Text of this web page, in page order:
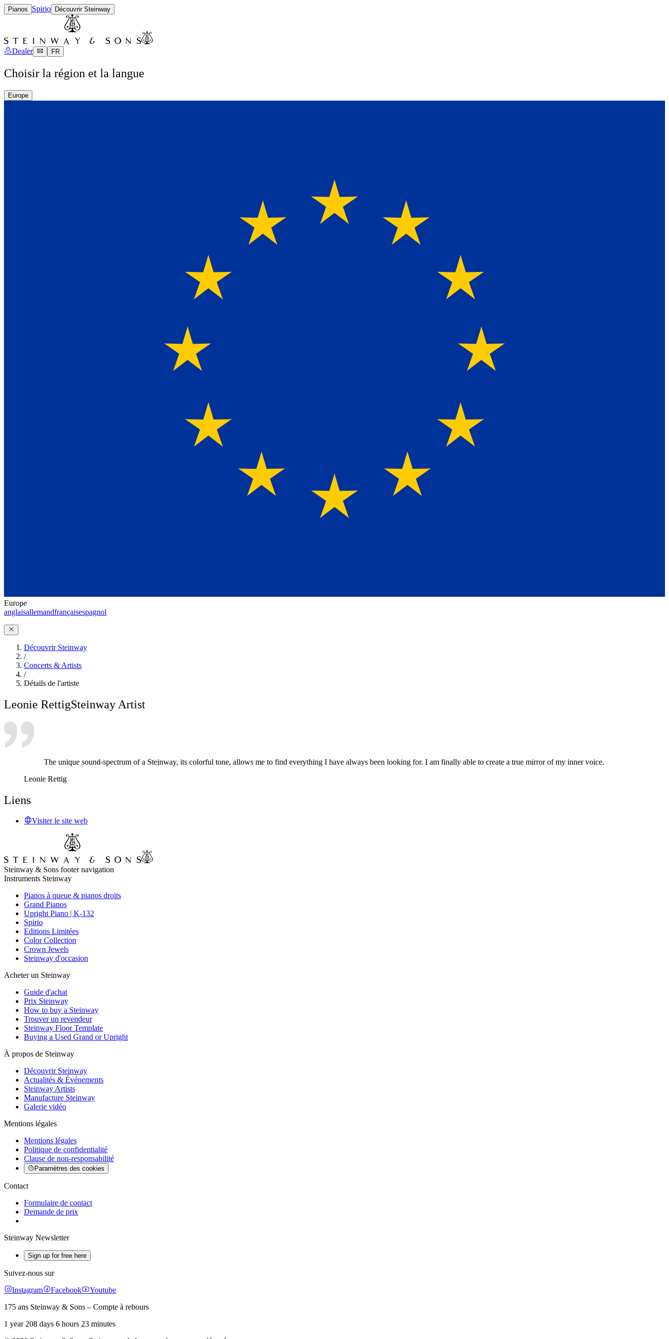
Pianos Spirio Découvrir Steinway
Dealer FR
Choisir la région et la langue
Europe
Europe
anglaisallemandfrançaisespagnol
Découvrir Steinway
/
Concerts & Artists
/
Détails de l'artiste
Leonie RettigSteinway Artist
The unique sound-spectrum of a Steinway, its colorful tone, allows me to find everything I have always been looking for. I am finally able to create a true mirror of my inner voice.
Leonie Rettig
Liens
Visiter le site web
Steinway & Sons footer navigation
Instruments Steinway
Pianos à queue & pianos droits
Grand Pianos
Upright Piano | K-132
Spirio
Editions Limitées
Color Collection
Crown Jewels
Steinway d'occasion
Acheter un Steinway
Guide d'achat
Prix Steinway
How to buy a Steinway
Trouver un revendeur
Steinway Floor Template
Buying a Used Grand or Upright
À propos de Steinway
Découvrir Steinway
Actualités & Événements
Steinway Artists
Manufacture Steinway
Galerie vidéo
Mentions légales
Mentions légales
Politique de confidentialité
Clause de non-responsabilité
Paramètres des cookies
Contact
Formulaire de contact
Demande de prix
Steinway Newsletter
Sign up for free here
Suivez-nous sur
Instagram
Facebook
Youtube
175 ans Steinway & Sons – Compte à rebours
1 year 208 days 6 hours 23 minutes